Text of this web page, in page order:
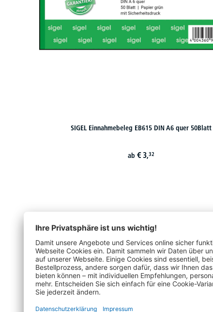
SIGEL Einnahmebeleg EB615 DIN A6 quer 50Blatt
ab € 3,32